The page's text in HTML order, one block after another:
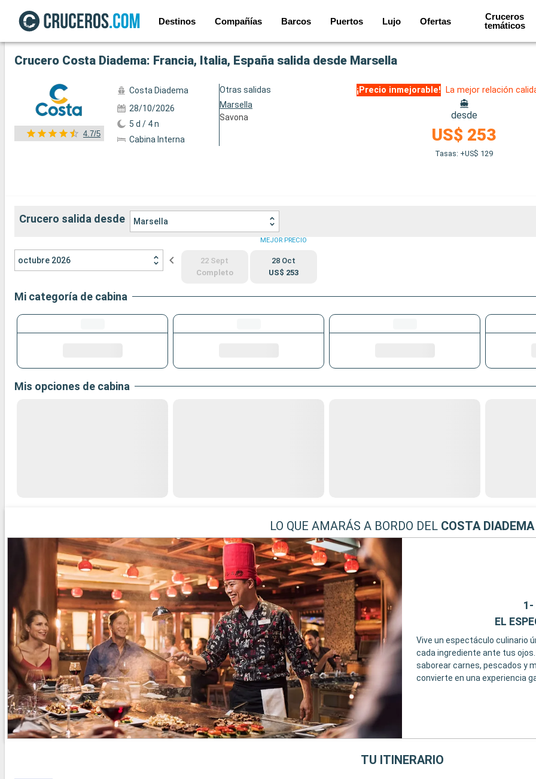
Destinos Compañías Barcos Puertos Lujo Ofertas
Cruceros
temáticos
Ver las 56 fotos siguientes
Crucero Costa Diadema: Francia, Italia, España salida desde Marsella
4.7/5
Costa Diadema
28/10/2026
5 d / 4 n
Cabina Interna
Otras salidas
Marsella
Savona
¡Precio inmejorable! La mejor relación
desde
US$ 253
Tasas: +US$ 129
Crucero salida desde Marsella
octubre 2026
22 Sept
Completo
MEJOR PRECIO
28 Oct
US$ 253
Mi categoría de cabina
Mis opciones de cabina
LO QUE AMARÁS A BORDO DEL COSTA DIADEMA
1-
EL
Vive un espectáculo culinario
cada ingrediente ante tus
saborear carnes, pescados y
convierte en una experiencia
TU ITINERARIO